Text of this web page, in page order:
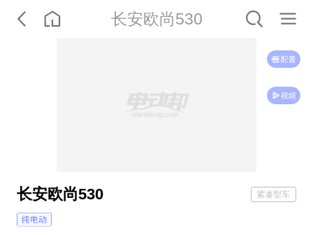
长安欧尚530
长安欧尚530 紧凑型车